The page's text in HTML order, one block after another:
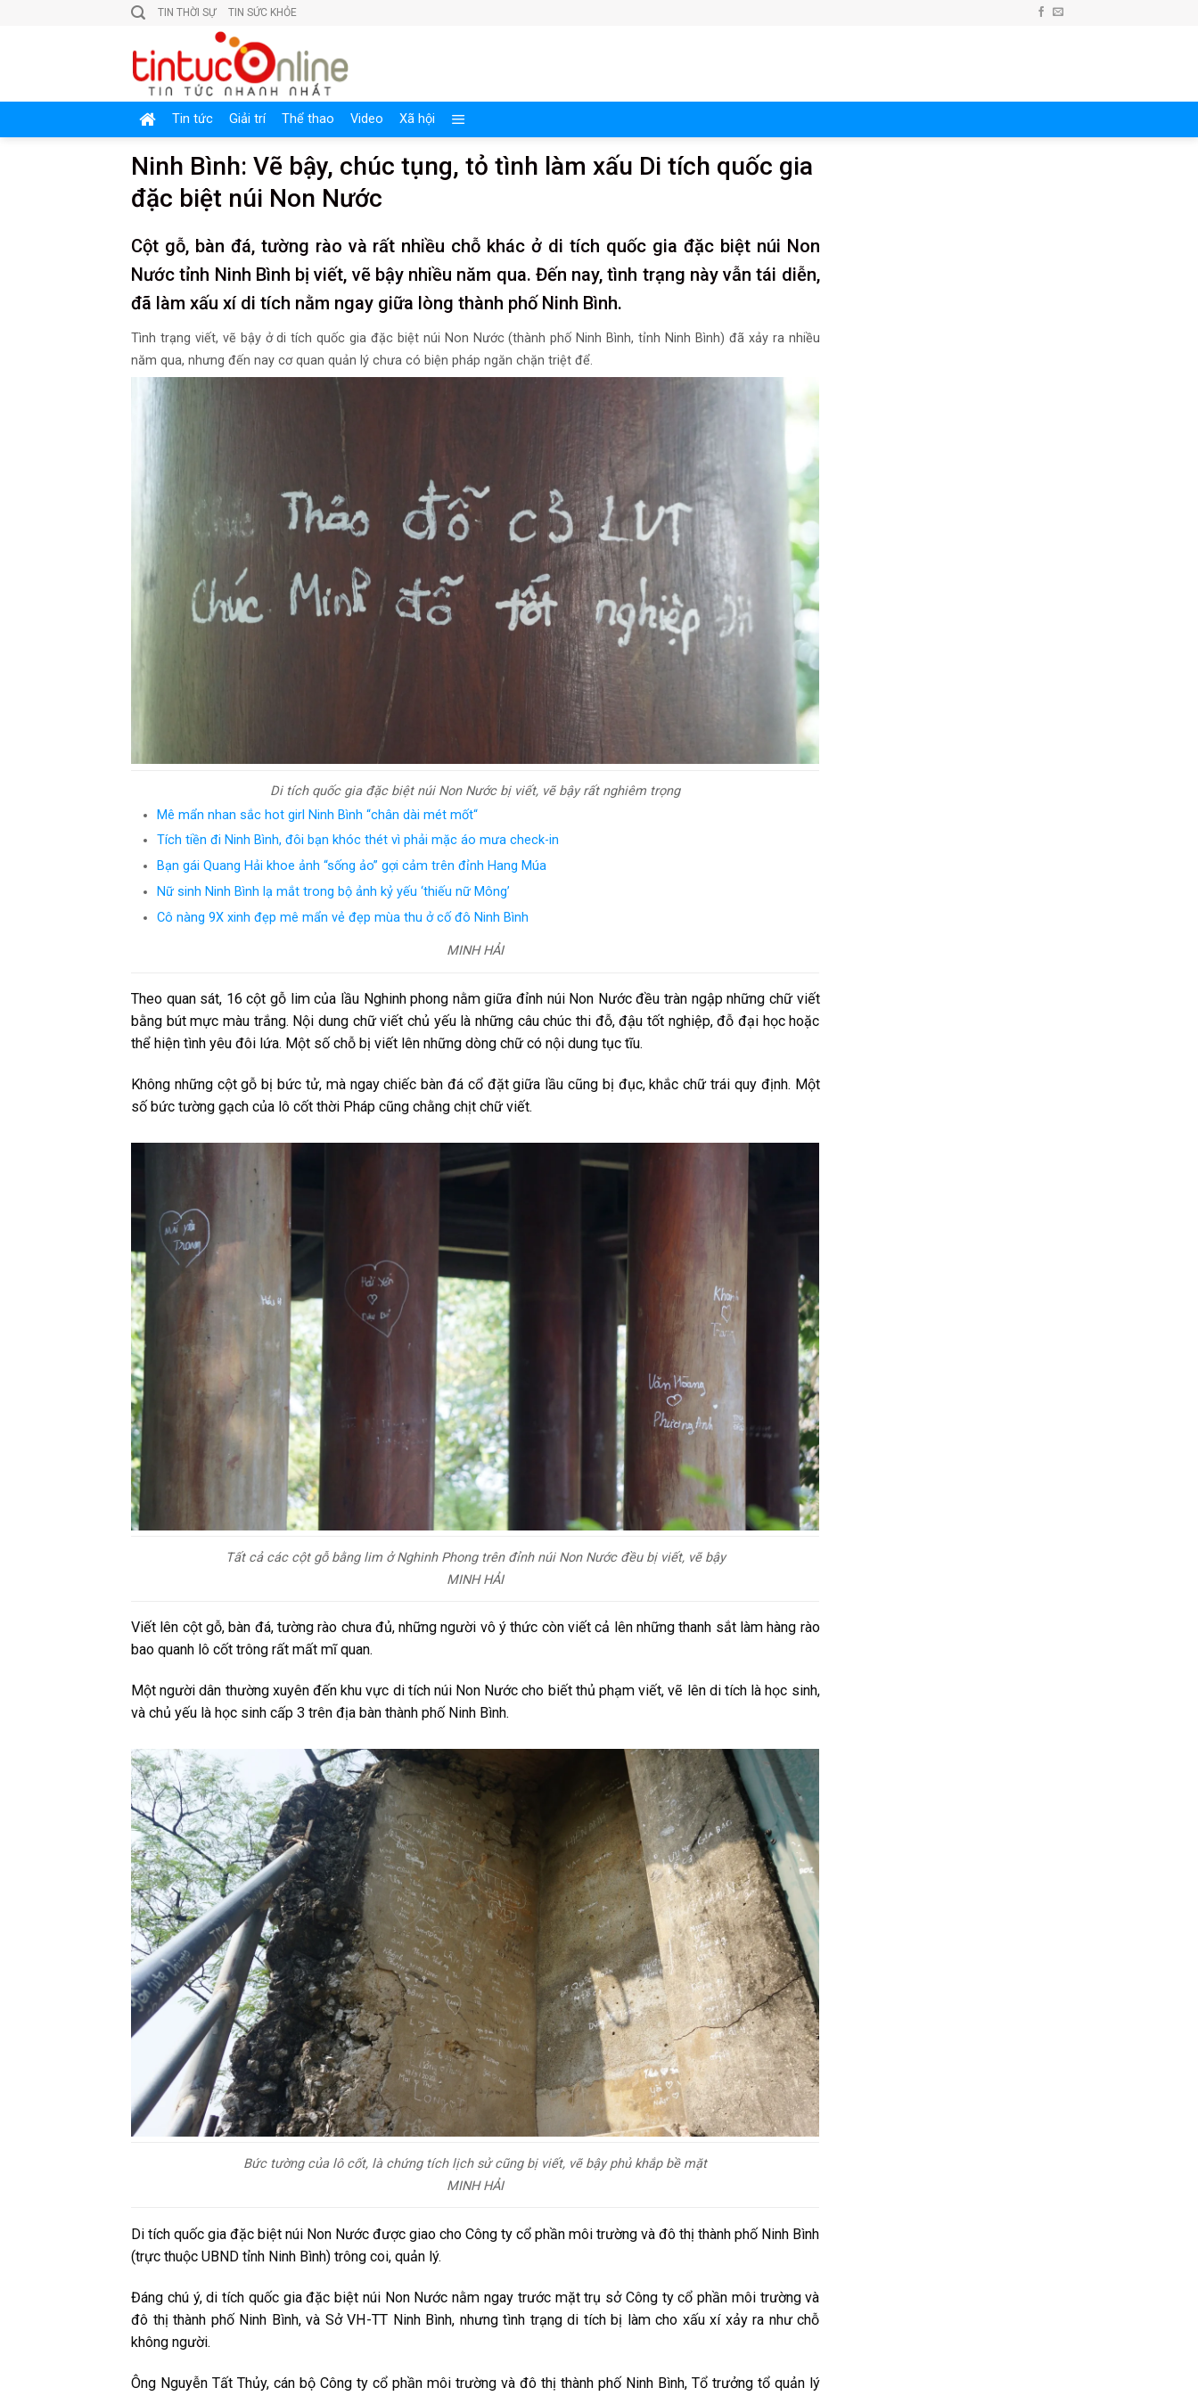
TIN THỜI SỰ TIN SỨC KHỎE
Tin tức Giải trí Thể thao Video Xã hội
Ninh Bình: Vẽ bậy, chúc tụng, tỏ tình làm xấu Di tích quốc gia
đặc biệt núi Non Nước
Cột gỗ, bàn đá, tường rào và rất nhiều chỗ khác ở di tích quốc gia đặc biệt núi Non
Nước tỉnh Ninh Bình bị viết, vẽ bậy nhiều năm qua. Đến nay, tình trạng này vẫn tái diễn,
đã làm xấu xí di tích nằm ngay giữa lòng thành phố Ninh Bình.
Tình trạng viết, vẽ bậy ở di tích quốc gia đặc biệt núi Non Nước (thành phố Ninh Bình, tỉnh Ninh Bình) đã xảy ra nhiều
năm qua, nhưng đến nay cơ quan quản lý chưa có biện pháp ngăn chặn triệt để.
Di tích quốc gia đặc biệt núi Non Nước bị viết, vẽ bậy rất nghiêm trọng
Mê mẩn nhan sắc hot girl Ninh Bình “chân dài mét mốt“
Tích tiền đi Ninh Bình, đôi bạn khóc thét vì phải mặc áo mưa check-in
Bạn gái Quang Hải khoe ảnh “sống ảo” gợi cảm trên đỉnh Hang Múa
Nữ sinh Ninh Bình lạ mắt trong bộ ảnh kỷ yếu ‘thiếu nữ Mông’
Cô nàng 9X xinh đẹp mê mẩn vẻ đẹp mùa thu ở cố đô Ninh Bình
MINH HẢI
Theo quan sát, 16 cột gỗ lim của lầu Nghinh phong nằm giữa đỉnh núi Non Nước đều tràn ngập những chữ viết
bằng bút mực màu trắng. Nội dung chữ viết chủ yếu là những câu chúc thi đỗ, đậu tốt nghiệp, đỗ đại học hoặc
thể hiện tình yêu đôi lứa. Một số chỗ bị viết lên những dòng chữ có nội dung tục tĩu.
Không những cột gỗ bị bức tử, mà ngay chiếc bàn đá cổ đặt giữa lầu cũng bị đục, khắc chữ trái quy định. Một
số bức tường gạch của lô cốt thời Pháp cũng chằng chịt chữ viết.
Tất cả các cột gỗ bằng lim ở Nghinh Phong trên đỉnh núi Non Nước đều bị viết, vẽ bậy
MINH HẢI
Viết lên cột gỗ, bàn đá, tường rào chưa đủ, những người vô ý thức còn viết cả lên những thanh sắt làm hàng rào
bao quanh lô cốt trông rất mất mĩ quan.
Một người dân thường xuyên đến khu vực di tích núi Non Nước cho biết thủ phạm viết, vẽ lên di tích là học sinh,
và chủ yếu là học sinh cấp 3 trên địa bàn thành phố Ninh Bình.
Bức tường của lô cốt, là chứng tích lịch sử cũng bị viết, vẽ bậy phủ khắp bề mặt
MINH HẢI
Di tích quốc gia đặc biệt núi Non Nước được giao cho Công ty cổ phần môi trường và đô thị thành phố Ninh Bình
(trực thuộc UBND tỉnh Ninh Bình) trông coi, quản lý.
Đáng chú ý, di tích quốc gia đặc biệt núi Non Nước nằm ngay trước mặt trụ sở Công ty cổ phần môi trường và
đô thị thành phố Ninh Bình, và Sở VH-TT Ninh Bình, nhưng tình trạng di tích bị làm cho xấu xí xảy ra như chỗ
không người.
Ông Nguyễn Tất Thủy, cán bộ Công ty cổ phần môi trường và đô thị thành phố Ninh Bình, Tổ trưởng tổ quản lý